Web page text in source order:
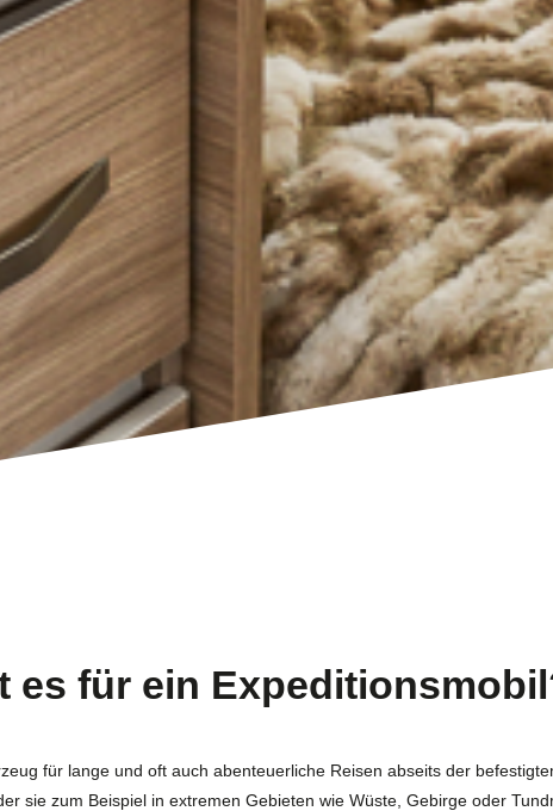
es für ein
für lange und oft auch abenteuerliche Reisen abseits der
sie zum Beispiel in extremen Gebieten wie Wüste, Gebirge oder